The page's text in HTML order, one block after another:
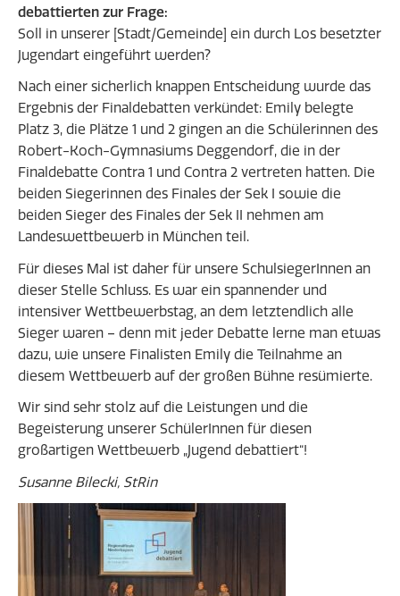
debattierten zur Frage:
Soll in unserer [Stadt/Gemeinde] ein durch Los besetzter
Jugendart eingeführt werden?
Nach einer sicherlich knappen Entscheidung wurde das
Ergebnis der Finaldebatten verkündet: Emily belegte
Platz 3, die Plätze 1 und 2 gingen an die Schülerinnen des
Robert-Koch-Gymnasiums Deggendorf, die in der
Finaldebatte Contra 1 und Contra 2 vertreten hatten. Die
beiden Siegerinnen des Finales der Sek I sowie die
beiden Sieger des Finales der Sek II nehmen am
Landeswettbewerb in München teil.
Für dieses Mal ist daher für unsere SchulsiegerInnen an
dieser Stelle Schluss. Es war ein spannender und
intensiver Wettbewerbstag, an dem letztendlich alle
Sieger waren – denn mit jeder Debatte lerne man etwas
dazu, wie unsere Finalisten Emily die Teilnahme an
diesem Wettbewerb auf der großen Bühne resümierte.
Wir sind sehr stolz auf die Leistungen und die
Begeisterung unserer SchülerInnen für diesen
großartigen Wettbewerb „Jugend debattiert“!
Susanne Bilecki, StRin